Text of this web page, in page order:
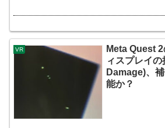
VR
Meta Quest
ィスプレイ
Damage)、
能か？